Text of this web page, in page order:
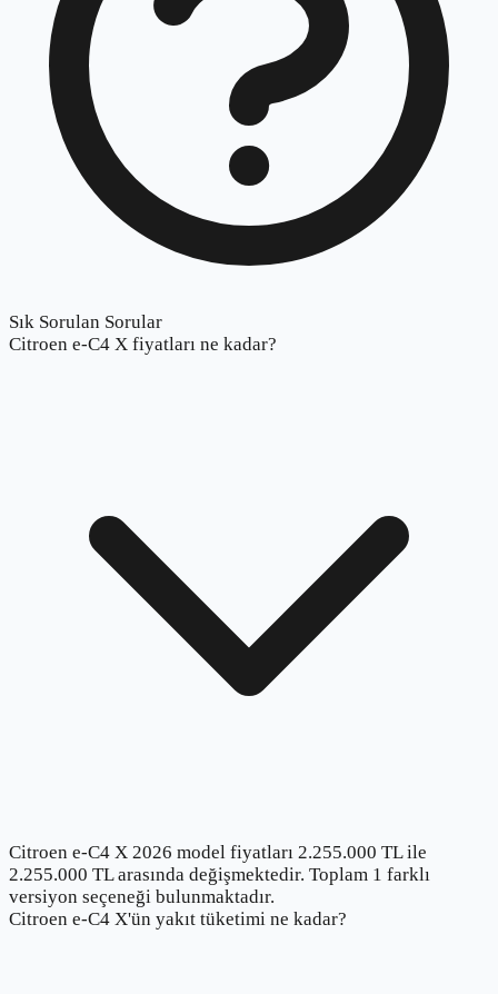
Sık Sorulan Sorular
Citroen e-C4 X fiyatları ne kadar?
Citroen e-C4 X 2026 model fiyatları 2.255.000 TL ile
2.255.000 TL arasında değişmektedir. Toplam 1 farklı
versiyon seçeneği bulunmaktadır.
Citroen e-C4 X'ün yakıt tüketimi ne kadar?